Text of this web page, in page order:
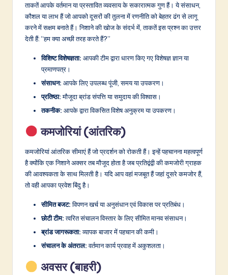
ताकतें आपके वर्तमान या प्रस्तावित व्यवसाय के सकारात्मक गुण हैं। ये संसाधन,
कौशल या लाभ हैं जो आपको दूसरों की तुलना में रणनीति को बेहतर ढंग से लागू
करने में सक्षम बनाते हैं। निशाने की खोज के संदर्भ में, ताकतें इस प्रश्न का उत्तर
देती हैं: “हम क्या अच्छी तरह करते हैं?”
विशिष्ट विशेषज्ञता: आपकी टीम द्वारा धारण किए गए विशेषज्ञ ज्ञान या
प्रमाणपत्र।
संसाधन: आपके लिए उपलब्ध पूंजी, समय या उपकरण।
प्रतिष्ठा:मौजूदा ब्रांड संपत्ति या समुदाय की विश्वास।
तकनीक: आपके द्वारा विकसित विशेष अनुक्रम या उपकरण।
कमजोरियां (आंतरिक)
कमजोरियां आंतरिक सीमाएं हैं जो प्रदर्शन को रोकती हैं। इन्हें पहचानना महत्वपूर्ण
है क्योंकि एक निशाने अक्सर तब मौजूद होता है जब प्रतिद्वंद्वी की कमजोरी ग्राहक
की आवश्यकता के साथ मिलती है। यदि आप वहां मजबूत हैं जहां दूसरे कमजोर हैं,
तो वही आपका प्रवेश बिंदु है।
सीमित बजट:विपणन खर्च या अनुसंधान एवं विकास पर प्रतिबंध।
छोटी टीम:त्वरित संचालन विस्तार के लिए सीमित मानव संसाधन।
ब्रांड जागरूकता:व्यापक बाजार में पहचान की कमी।
संचालन के अंतराल:वर्तमान कार्य प्रवाह में अकुशलता।
अवसर (बाहरी)